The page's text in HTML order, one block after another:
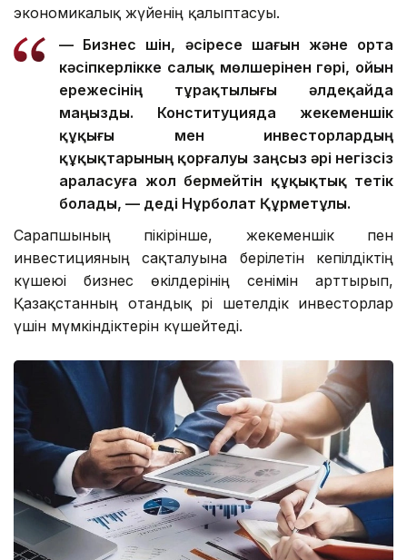
экономикалық жүйенің қалыптасуы.
— Бизнес үшін, әсіресе шағын және орта
кәсіпкерлікке салық мөлшерінен гөрі, ойын
ережесінің тұрақтылығы әлдеқайда
маңызды. Конституцияда жекеменшік
құқығы мен инвесторлардың
құқықтарының қорғалуы заңсыз әрі негізсіз
араласуға жол бермейтін құқықтық тетік
болады, — деді Нұрболат Құрметұлы.
Сарапшының пікірінше, жекеменшік пен
инвестицияның сақталуына берілетін кепілдіктің
күшеюі бизнес өкілдерінің сенімін арттырып,
Қазақстанның отандық әрі шетелдік инвесторлар
үшін мүмкіндіктерін күшейтеді.